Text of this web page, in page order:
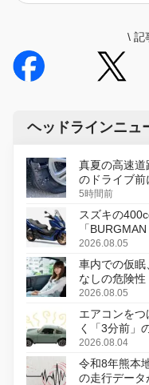
\ 記
ヘッドラインニュ
真夏の高速
のドライブ前
5時間前
スズキの
「
変更し、8月
2026.08.05
車内での仮
なしの危険性
2026.08.05
エアコンを
く「3分前」
2026.08.04
令和8年熊本
の走行データ